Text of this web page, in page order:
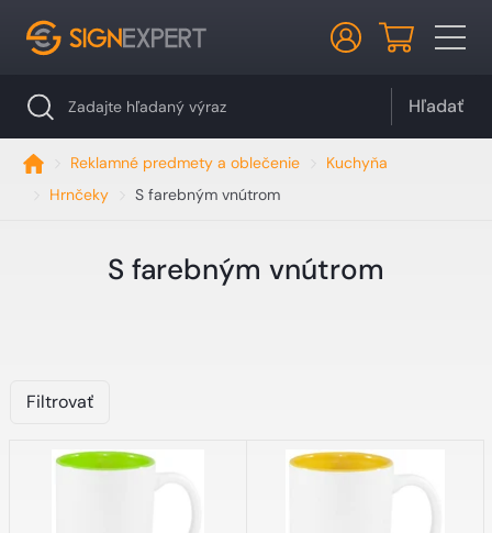
Hľadať
Reklamné predmety a oblečenie
Kuchyňa
Hrnčeky
S farebným vnútrom
S farebným vnútrom
Filtrovať